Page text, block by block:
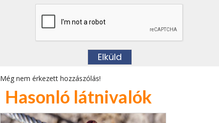
Még nem érkezett hozzászólás!
Hasonló látnivalók